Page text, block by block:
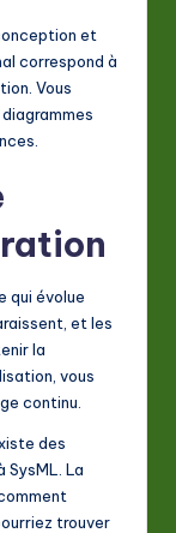
et
correspond à
Vous
qui évolue
et les
la
vous
continu.
des
SysML. La
trouver